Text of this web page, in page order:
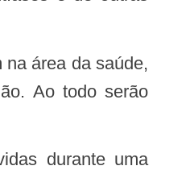
Ao todo serão